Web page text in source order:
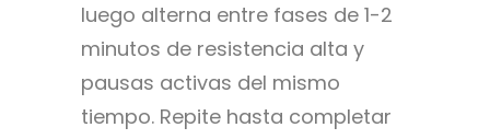
luego alterna entre fases de 1-2
minutos de resistencia alta y
pausas activas del mismo
tiempo. Repite hasta completar